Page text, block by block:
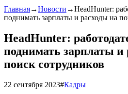
Главная→Новости →HeadHunter:
поднимать зарплаты и расходы на
HeadHunter:
поднимать зарплаты и
поиск сотрудников
22 сентября 2023#Кадры